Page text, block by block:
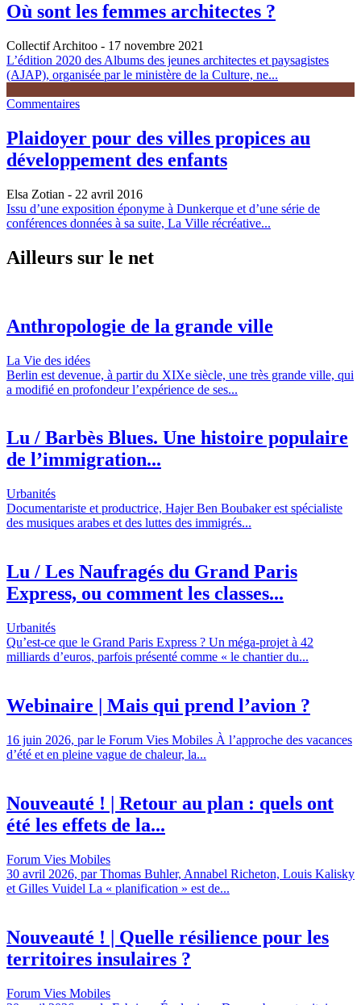
Où sont les femmes architectes ?
Collectif Architoo - 17 novembre 2021
L’édition 2020 des Albums des jeunes architectes et paysagistes
(AJAP), organisée par le ministère de la Culture, ne...
Commentaires
Plaidoyer pour des villes propices au
développement des enfants
Elsa Zotian - 22 avril 2016
Issu d’une exposition éponyme à Dunkerque et d’une série de
conférences données à sa suite, La Ville récréative...
Ailleurs sur le net
Anthropologie de la grande ville
La Vie des idées
Berlin est devenue, à partir du XIXe siècle, une très grande ville, qui
a modifié en profondeur l’expérience de ses...
Lu / Barbès Blues. Une histoire populaire
de l’immigration...
Urbanités
Documentariste et productrice, Hajer Ben Boubaker est spécialiste
des musiques arabes et des luttes des immigrés...
Lu / Les Naufragés du Grand Paris
Express, ou comment les classes...
Urbanités
Qu’est-ce que le Grand Paris Express ? Un méga-projet à 42
milliards d’euros, parfois présenté comme « le chantier du...
Webinaire | Mais qui prend l’avion ?
16 juin 2026, par le Forum Vies Mobiles À l’approche des vacances
d’été et en pleine vague de chaleur, la...
Nouveauté ! | Retour au plan : quels ont
été les effets de la...
Forum Vies Mobiles
30 avril 2026, par Thomas Buhler, Annabel Richeton, Louis Kalisky
et Gilles Vuidel La « planification » est de...
Nouveauté ! | Quelle résilience pour les
territoires insulaires ?
Forum Vies Mobiles